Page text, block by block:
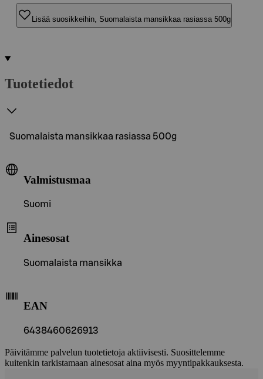
Lisää suosikkeihin, Suomalaista mansikkaa rasiassa 500g
Tuotetiedot
Suomalaista mansikkaa rasiassa 500g
Valmistusmaa
Suomi
Ainesosat
Suomalaista mansikka
EAN
6438460626913
Päivitämme palvelun tuotetietoja aktiivisesti. Suosittelemme
kuitenkin tarkistamaan ainesosat aina myös myyntipakkauksesta.